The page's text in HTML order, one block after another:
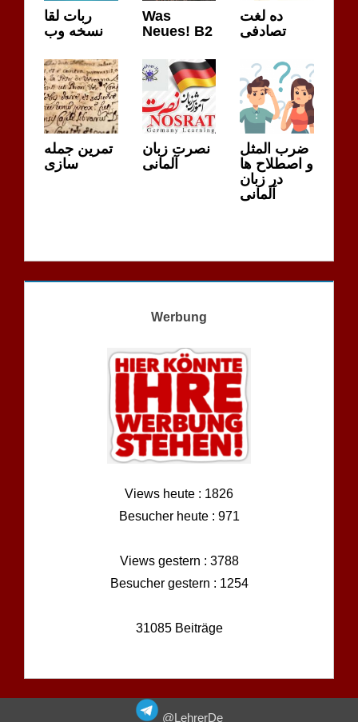
ربات لقا
نسخه وب
Was
Neues! B2
ده لغت
تصادفی
تمرین جمله
سازی
نصرت زبان
آلمانی
ضرب المثل
و اصطلاح ها
در زبان
آلمانی
Werbung
Views heute : 1826
Besucher heute : 971
Views gestern : 3788
Besucher gestern : 1254
31085 Beiträge
@LehrerDe